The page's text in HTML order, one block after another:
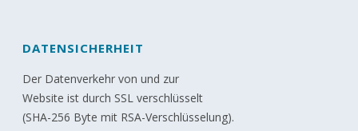
DATENSICHERHEIT
Der Datenverkehr von und zur
Website ist durch SSL verschlüsselt
(SHA-256 Byte mit RSA-Verschlüsselung).